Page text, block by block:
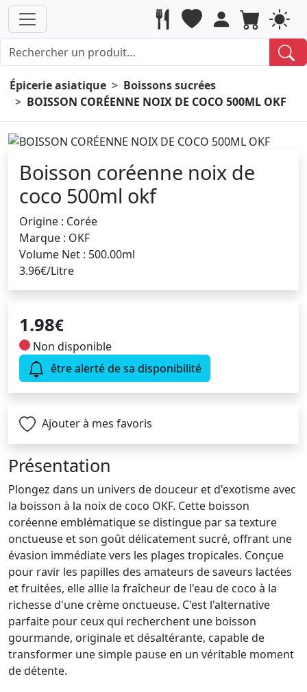
Épicerie asiatique
Boissons sucrées
BOISSON CORÉENNE NOIX DE COCO 500ML OKF
Boisson coréenne noix de
coco 500ml okf
Origine : Corée
Marque : OKF
Volume Net : 500.00ml
3.96€/Litre
1.98€
Non disponible
être alerté de sa disponibilité
Ajouter à mes favoris
Présentation
Plongez dans un univers de douceur et d'exotisme avec
la boisson à la noix de coco OKF. Cette boisson
coréenne emblématique se distingue par sa texture
onctueuse et son goût délicatement sucré, offrant une
évasion immédiate vers les plages tropicales. Conçue
pour ravir les papilles des amateurs de saveurs lactées
et fruitées, elle allie la fraîcheur de l'eau de coco à la
richesse d'une crème onctueuse. C'est l'alternative
parfaite pour ceux qui recherchent une boisson
gourmande, originale et désaltérante, capable de
transformer une simple pause en un véritable moment
de détente.